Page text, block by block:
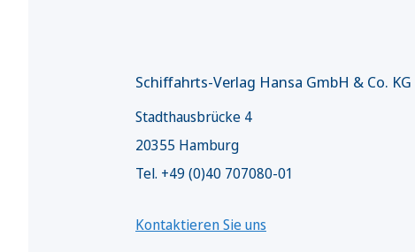
Schiffahrts-Verlag Hansa GmbH & Co. KG
Stadthausbrücke 4
20355 Hamburg
Tel. +49 (0)40 707080-01
Kontaktieren Sie uns